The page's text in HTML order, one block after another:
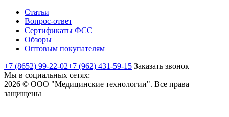
Статьи
Вопрос-ответ
Сертификаты ФСС
Обзоры
Оптовым покупателям
+7 (8652) 99-22-02+7 (962) 431-59-15 Заказать звонок
Мы в социальных сетях:
2026 © ООО "Медицинские технологии". Все права
защищены